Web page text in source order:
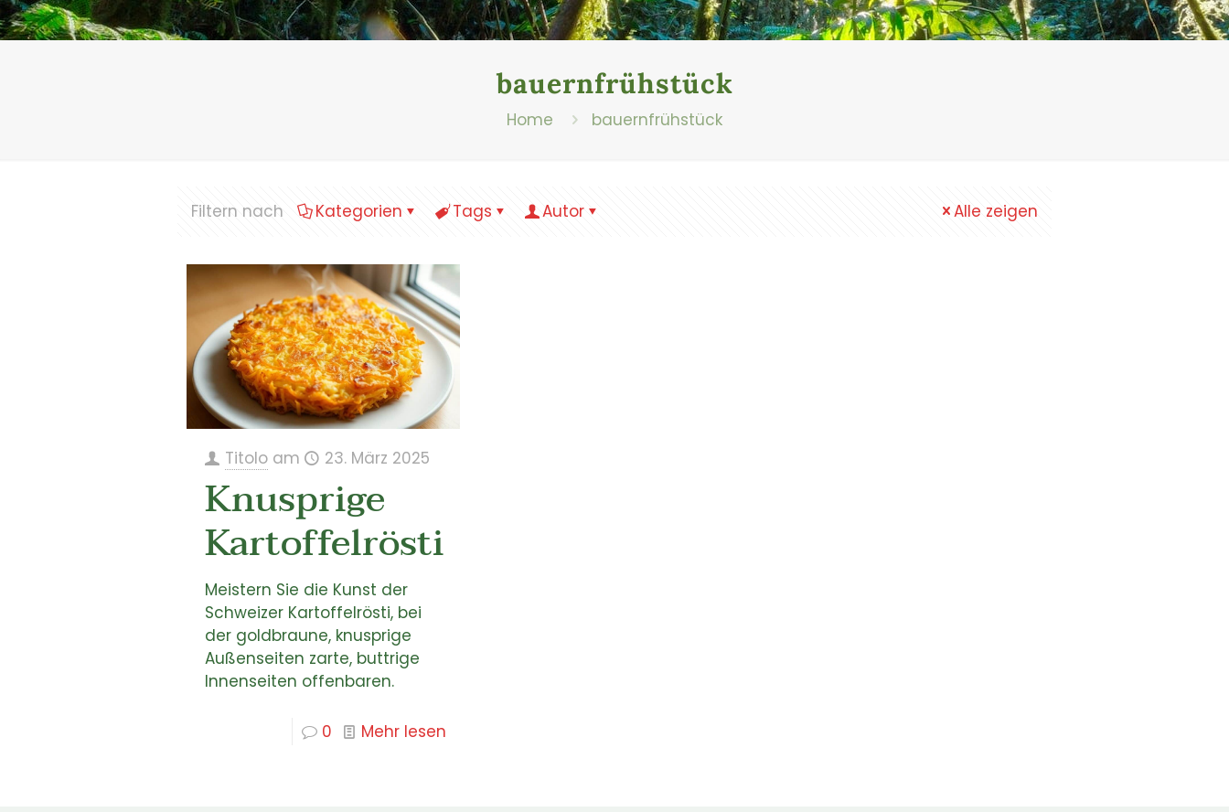
bauernfrühstück
Home bauernfrühstück
Filtern nach Kategorien Tags Autor Alle zeigen
Titolo am 23. März 2025
Knusprige
Kartoffelrösti
Meistern Sie die Kunst der
Schweizer Kartoffelrösti, bei
der goldbraune, knusprige
Außenseiten zarte, buttrige
Innenseiten offenbaren.
0 Mehr lesen